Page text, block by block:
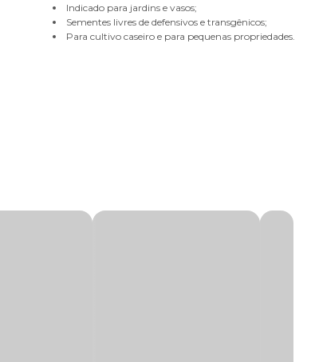
Indicado para jardins e vasos;
Sementes livres de defensivos e transgênicos;
Para cultivo caseiro e para pequenas propriedades.